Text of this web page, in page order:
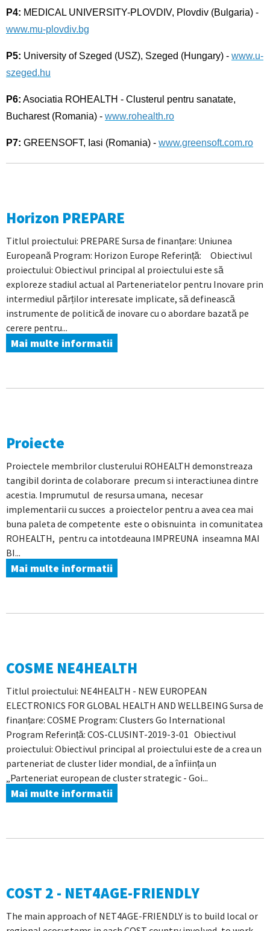
P4: MEDICAL UNIVERSITY-PLOVDIV, Plovdiv (Bulgaria) -
www.mu-plovdiv.bg
P5: University of Szeged (USZ), Szeged (Hungary) - www.u-
szeged.hu
P6: Asociatia ROHEALTH - Clusterul pentru sanatate,
Bucharest (Romania) - www.rohealth.ro
P7: GREENSOFT, Iasi (Romania) - www.greensoft.com.ro
Horizon PREPARE
Titlul proiectului: PREPARE Sursa de finanțare: Uniunea
Europeană Program: Horizon Europe Referință: Obiectivul
proiectului: Obiectivul principal al proiectului este să
exploreze stadiul actual al Parteneriatelor pentru Inovare prin
intermediul părților interesate implicate, să definească
instrumente de politică de inovare cu o abordare bazată pe
cerere pentru...
Mai multe informatii
Proiecte
Proiectele membrilor clusterului ROHEALTH demonstreaza
tangibil dorinta de colaborare precum si interactiunea dintre
acestia. Imprumutul de resursa umana, necesar
implementarii cu succes a proiectelor pentru a avea cea mai
buna paleta de competente este o obisnuinta in comunitatea
ROHEALTH, pentru ca intotdeauna IMPREUNA inseamna MAI
BI...
Mai multe informatii
COSME NE4HEALTH
Titlul proiectului: NE4HEALTH - NEW EUROPEAN
ELECTRONICS FOR GLOBAL HEALTH AND WELLBEING Sursa de
finanțare: COSME Program: Clusters Go International
Program Referință: COS-CLUSINT-2019-3-01 Obiectivul
proiectului: Obiectivul principal al proiectului este de a crea un
parteneriat de cluster lider mondial, de a înființa un
„Parteneriat european de cluster strategic - Goi...
Mai multe informatii
COST 2 - NET4AGE-FRIENDLY
The main approach of NET4AGE-FRIENDLY is to build local or